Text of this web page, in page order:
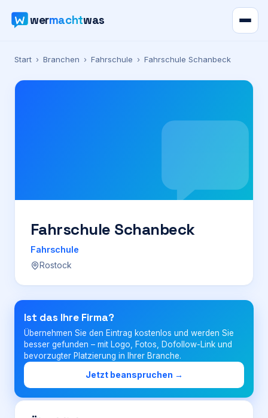
wermachtwas
Verzeichnis
Karte
Preise
Für Firmen
Login
Firma eintragen
Start › Branchen › Fahrschule › Fahrschule Schanbeck
Fahrschule Schanbeck
Fahrschule
Rostock
Ist das Ihre Firma?
Übernehmen Sie den Eintrag kostenlos und werden Sie
besser gefunden – mit Logo, Fotos, Dofollow-Link und
bevorzugter Platzierung in Ihrer Branche.
Jetzt beanspruchen →